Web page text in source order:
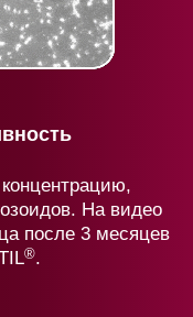
На видео
после 3 месяцев
®.